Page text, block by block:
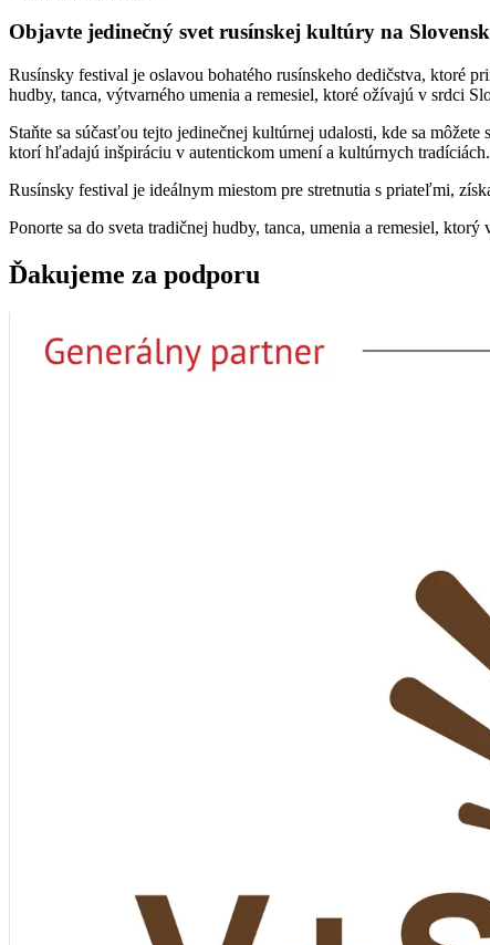
Objavte jedinečný svet rusínskej kultúry na
Rusínsky festival je oslavou bohatého rusínskeho dedičstva, ktoré
hudby, tanca, výtvarného umenia a remesiel, ktoré ožívajú v srdci
Staňte sa súčasťou tejto jedinečnej kultúrnej udalosti, kde sa
ktorí hľadajú inšpiráciu v autentickom umení a kultúrnych
Rusínsky festival je ideálnym miestom pre stretnutia s priateľmi,
Ponorte sa do sveta tradičnej hudby, tanca, umenia a remesiel,
Ďakujeme za podporu